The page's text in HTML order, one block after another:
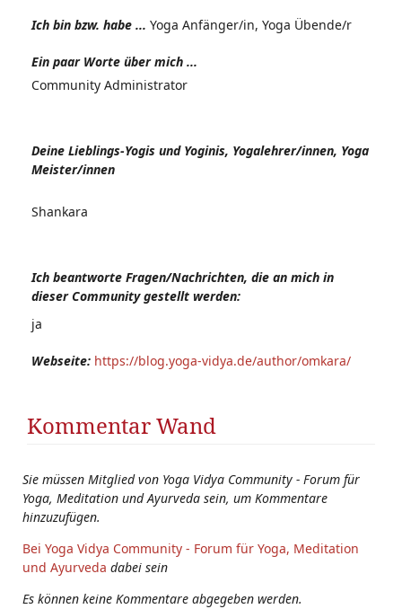
Ich bin bzw. habe ... Yoga Anfänger/in, Yoga Übende/r
Ein paar Worte über mich ...
Community Administrator
Deine Lieblings-Yogis und Yoginis, Yogalehrer/innen, Yoga
Meister/innen
Shankara
Ich beantworte Fragen/Nachrichten, die an mich in
dieser Community gestellt werden:
ja
Webseite: https://blog.yoga-vidya.de/author/omkara/
Kommentar Wand
Sie müssen Mitglied von Yoga Vidya Community - Forum für
Yoga, Meditation und Ayurveda sein, um Kommentare
hinzuzufügen.
Bei Yoga Vidya Community - Forum für Yoga, Meditation
und Ayurveda dabei sein
Es können keine Kommentare abgegeben werden.